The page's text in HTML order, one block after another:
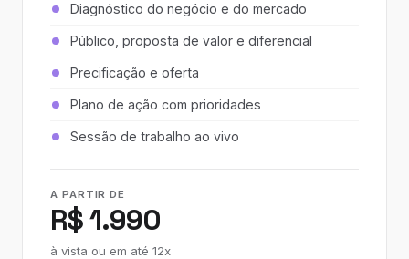
Diagnóstico do negócio e do mercado
Público, proposta de valor e diferencial
Precificação e oferta
Plano de ação com prioridades
Sessão de trabalho ao vivo
A PARTIR DE
R$ 1.990
à vista ou em até 12x